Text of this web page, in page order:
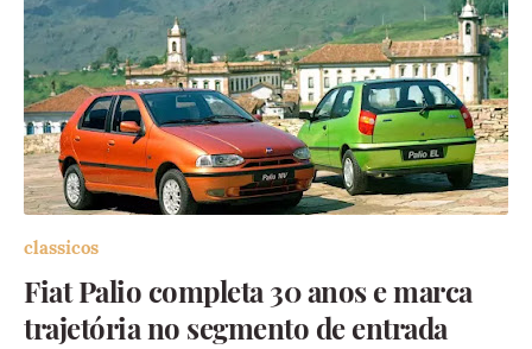
classicos
Fiat Palio completa 30 anos e marca
trajetória no segmento de entrada